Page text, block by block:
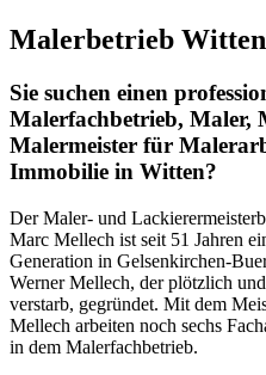
Malerbetrieb Witten
Sie suchen einen
Malerfachbetrieb, Maler,
Malermeister für
Immobilie in Witten?
Der Maler- und
Marc Mellech ist seit 51 Jahren
Generation in Gelsenkirchen-
Werner Mellech, der plötzlich
verstarb, gegründet. Mit dem
Mellech arbeiten noch sechs
in dem Malerfachbetrieb.